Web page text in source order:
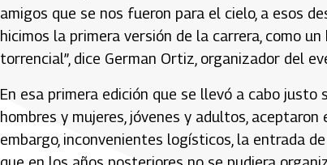
amigos que se nos fueron para el cielo, a esos
hicimos la primera versión de la carrera, como
torrencial”, dice German Ortiz, organizador del
En esa primera edición que se llevó a cabo
hombres y mujeres, jóvenes y adultos,
embargo, inconvenientes logísticos, la entrada